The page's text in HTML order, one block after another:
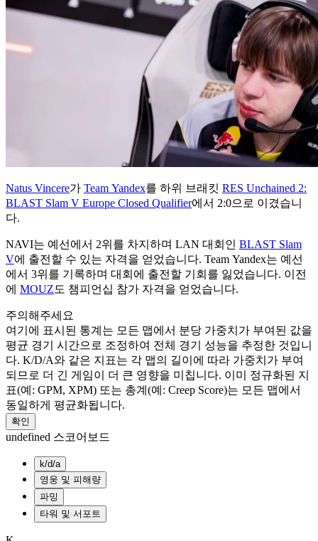
Natus Vincere가 Team Yandex를 하위 브래킷 RES Unchained 2:
BLAST Slam V Europe Closed Qualifier에서 2:0으로 이겼습니
다.
NAVI는 예선에서 2위를 차지하며 LAN 대회인 BLAST Slam
V에 출전할 수 있는 자격을 얻었습니다. Team Yandex는 예선
에서 3위를 기록하며 대회에 출전할 기회를 잃었습니다. 이전
에 MOUZ도 챔피언십 참가 자격을 얻었습니다.
주의해주세요
여기에 표시된 통계는 모든 맵에서 분당 가중치가 부여된 값을
평균 경기 시간으로 조정하여 전체 경기 성능을 추정한 것입니
다. K/D/A와 같은 지표는 각 맵의 길이에 따라 가중치가 부여
되므로 더 긴 게임이 더 큰 영향을 미칩니다. 이미 정규화된 지
표(예: GPM, XPM) 또는 총계(예: Creep Score)는 모든 맵에서
동일하게 평균화됩니다.
확인
undefined 스코어보드
k/d/a
영웅 및 피해량
파밍
타워 및 서포트